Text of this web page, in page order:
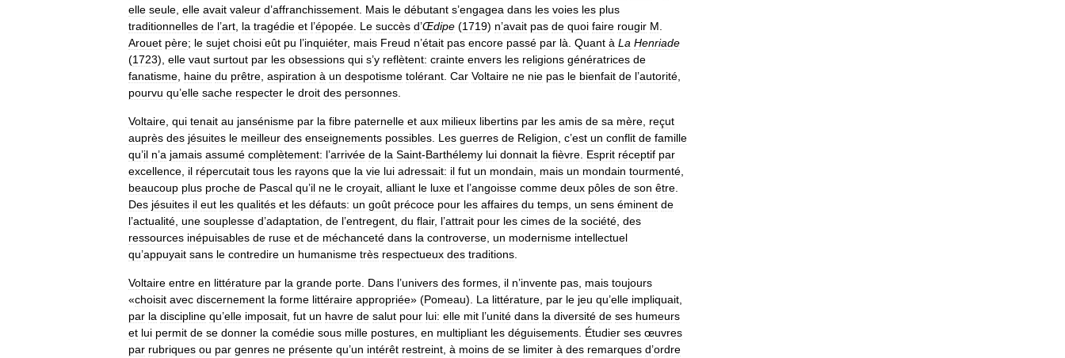
elle seule elle avait valeur d’affranchissement Mais le débutant s’engagea dans les voies les plus
traditionnelles de l’art la tragédie et l’épopée Le succès d’Œdipe (1719) n’avait pas de quoi faire rougir M
Arouet père; le sujet choisi eût pu l’inquiéter, mais Freud n’était pas encore passé par là Quant à La Henriade
(1723), elle vaut surtout par les obsessions qui s’y reflètent: crainte envers les religions génératrices de
fanatisme haine du prêtre aspiration à un despotisme tolérant Car Voltaire ne nie pas le bienfait de l’autorité
pourvu qu’elle sache respecter le droit des personnes
Voltaire qui tenait au jansénisme par la fibre paternelle et aux milieux libertins par les amis de sa mère reçut
auprès des jésuites le meilleur des enseignements possibles Les guerres de Religion c’est un conflit de famille
qu’il n’a jamais assumé complètement: l’arrivée de la Saint-Barthélemy lui donnait la fièvre Esprit réceptif par
excellence il répercutait tous les rayons que la vie lui adressait: il fut un mondain mais un mondain tourmenté
beaucoup plus proche de Pascal qu’il ne le croyait alliant le luxe et l’angoisse comme deux pôles de son être
Des jésuites il eut les qualités et les défauts: un goût précoce pour les affaires du temps un sens éminent de
l’actualité une souplesse d’adaptation de l’entregent du flair, l’attrait pour les cimes de la société des
ressources inépuisables de ruse et de méchanceté dans la controverse un modernisme intellectuel
qu’appuyait sans le contredire un humanisme très respectueux des traditions
Voltaire entre en littérature par la grande porte Dans l’univers des formes il n’invente pas mais toujours
«choisit avec discernement la forme littéraire appropriée» (Pomeau). La littérature par le jeu qu’elle impliquait
par la discipline qu’elle imposait fut un havre de salut pour lui: elle mit l’unité dans la diversité de ses humeurs
et lui permit de se donner la comédie sous mille postures en multipliant les déguisements Étudier ses œuvres
par rubriques ou par genres ne présente qu’un intérêt restreint à moins de se limiter à des remarques d’ordre